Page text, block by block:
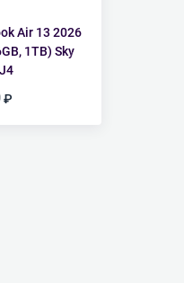
Air 13 2026
1TB) Sky